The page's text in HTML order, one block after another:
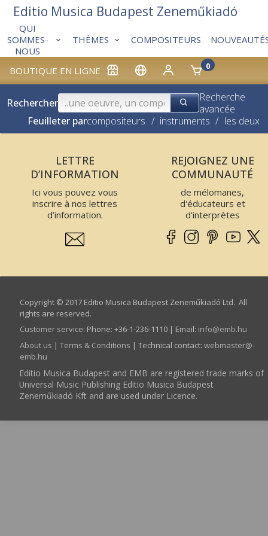
BOUTIQUE EN LIGNE 0
QUI
SOMMES-
NOUS
THÈMES COMPOSITEURS
Editio Musica Budapest Zeneműkiadó
Rechercher
Recherche
avancée
Feuilleter parcompositeurs / instruments / les deux
LETTRE
D’INFORMATION
Ici vous pouvez vous
inscrire à nos lettres
d’information.
REJOIGNEZ UNE
COMMUNAUTÉ
de mélomanes,
d'éducateurs et
d'interprètes
Copyright © 2017 Editio Musica Budapest Zeneműkiadó Ltd. All
rights are reserved.
Customer service: Phone: +36-1-236-1110 | Email: info­@­emb.hu
About us | Terms & Conditions | Technical contact: webmaster­@­
emb.hu
Editio Musica Budapest and EMB are registered trade marks of
Universal Music Publishing Editio Musica Budapest
Zeneműkiadó Kft and are used under Licence.